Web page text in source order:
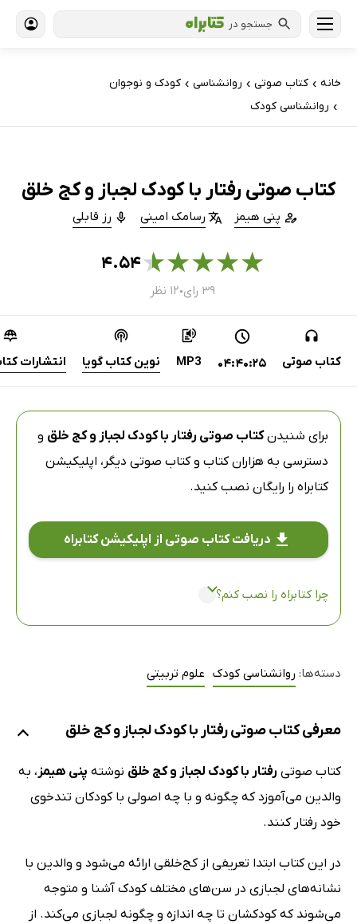
جستجو در
خانه › کتاب‌ صوتی › روانشناسی › کودک و نوجوان
› روانشناسی کودک
کتاب صوتی رفتار با کودک لجباز و کج خلق
پنی هیمز رسامک امینی رز قابلی
★
★
★
★
★۴.۵۴
۳۹ رای ● ۱۲ نظر
کتاب صوتی 04:40:25
MP3 نوین کتاب گویا انتشارات
برای شنیدنکتاب صوتی رفتار با کودک لجباز و کج خلق و
دسترسی به هزاران کتاب و کتاب صوتی دیگر، اپلیکیشن
کتابراه را رایگان نصب کنید.
دریافت کتاب صوتی از اپلیکیشن کتابراه
چرا کتابراه را نصب کنم؟
دسته‌ها: روانشناسی کودک علوم تربیتی
معرفی کتاب صوتی رفتار با کودک لجباز و کج خلق
کتاب صوتی رفتار با کودک لجباز و کج خلق نوشته پنی هیمز، به
والدین می‌آموزد که چگونه و با چه اصولی با کودکان تندخوی
خود رفتار کنند.
در این کتاب ابتدا تعریفی از کج‌خلقی ارائه می‌شود و والدین با
نشانه‌های لجبازی در سن‌های مختلف کودک آشنا و متوجه
می‌شوند که کودکشان تا چه اندازه و چگونه لجبازی می‌کند. از